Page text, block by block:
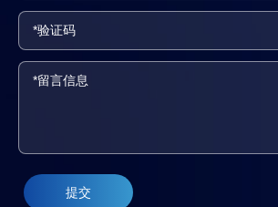
提交